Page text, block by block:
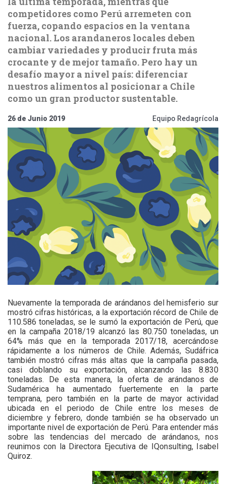
competidores como Perú arremeten con
fuerza, copando espacios en la ventana
nacional. Los arandaneros locales deben
cambiar variedades y producir fruta más
crocante y de mejor tamaño. Pero hay un
desafío mayor a nivel país: diferenciar
nuestros alimentos al posicionar a Chile
como un gran productor sustentable.
26 de Junio 2019 Equipo Redagrícola
Nuevamente la temporada de arándanos del hemisferio sur
mostró cifras históricas, a la exportación récord de Chile de
110.586 toneladas, se le sumó la exportación de Perú, que
en la campaña 2018/19 alcanzó las 80.750 toneladas, un
64% más que en la temporada 2017/18, acercándose
rápidamente a los números de Chile. Además, Sudáfrica
también mostró cifras más altas que la campaña pasada,
casi doblando su exportación, alcanzando las 8.830
toneladas. De esta manera, la oferta de arándanos de
Sudamérica ha aumentado fuertemente en la parte
temprana, pero también en la parte de mayor actividad
ubicada en el periodo de Chile entre los meses de
diciembre y febrero, donde también se ha observado un
importante nivel de exportación de Perú. Para entender más
sobre las tendencias del mercado de arándanos, nos
reunimos con la Directora Ejecutiva de IQonsulting, Isabel
Quiroz.